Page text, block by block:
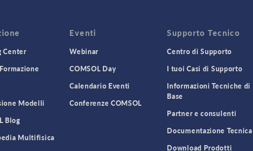
Center
Modelli
Blog
Multifisica
Eventi
Webinar
COMSOL Day
Calendario Eventi
Conferenze COMSOL
Supporto Tecnico
Centro di Supporto
I tuoi Casi di Supporto
Informazioni Tecniche di
Base
Partner e consulenti
Documentazione Tecnica
Download Prodotti